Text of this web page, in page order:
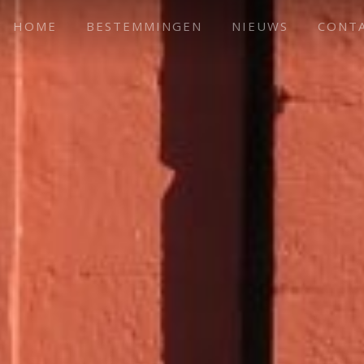
HOME BESTEMMINGEN NIEUWS